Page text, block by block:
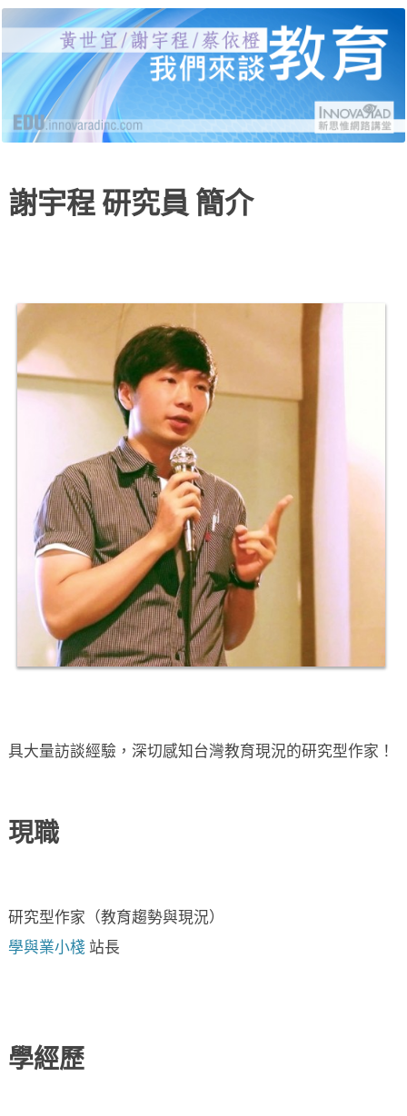
新思惟網路講堂：我們來
談教育
黃世宜老師、謝宇程研究員、蔡依橙醫師，分別
就受教育、自我教育、給教育三個面向，說明當
代的困境與解答，並有線上提問與回覆。
謝宇程 研究員 簡介
具大量訪談經驗，深切感知台灣教育現況的研究型作家！
現職
研究型作家（教育趨勢與現況）
學與業小棧 站長
學經歷